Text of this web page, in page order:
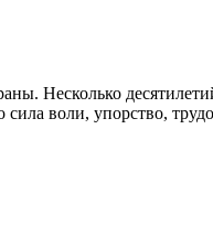
Несколько
воли, упорство,